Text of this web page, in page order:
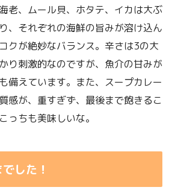
老、ムール貝、ホタテ、イカは大ぶ
、それぞれの海鮮の旨みが溶け込ん
クが絶妙なバランス。辛さは3の大
り刺激的なのですが、魚介の甘みが
備えています。また、スープカレー
感が、重すぎず、最後まで飽きるこ
っちも美味しいな。
した！